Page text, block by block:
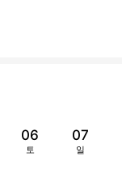
06
토
07
일